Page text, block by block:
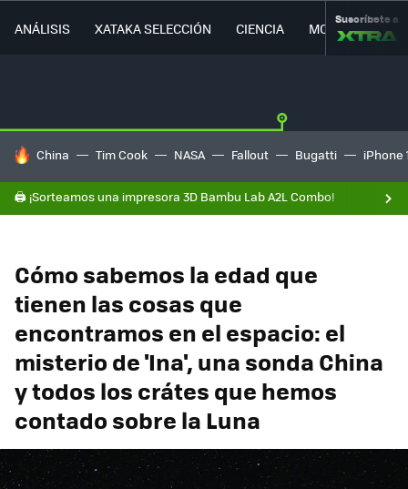
ANÁLISIS XATAKA SELECCIÓN CIENCIA MOVILIDAD
Suscríbete a
HOY SE HABLA DE
China Tim Cook NASA Fallout Bugatti iPhone
🖨️ ¡Sorteamos una impresora 3D Bambu Lab A2L Combo!
Cómo sabemos la edad que
tienen las cosas que
encontramos en el espacio: el
misterio de 'Ina', una sonda China
y todos los crátes que hemos
contado sobre la Luna